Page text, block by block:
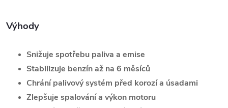
Výhody
Snižuje spotřebu paliva a emise
Stabilizuje benzín až na 6 měsíců
Chrání palivový systém před korozí a úsadami
Zlepšuje spalování a výkon motoru